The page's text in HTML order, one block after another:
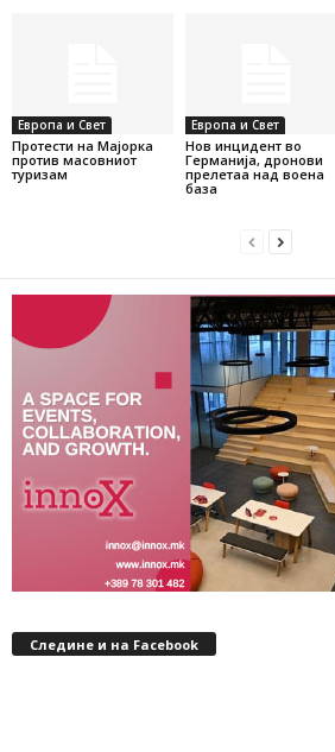
Европа и Свет
Протести на Мајорка
против масовниот
туризам
Европа и Свет
Нов инцидент во
Германија, дронови
прелетаа над воена
база
Следине и на Facebook